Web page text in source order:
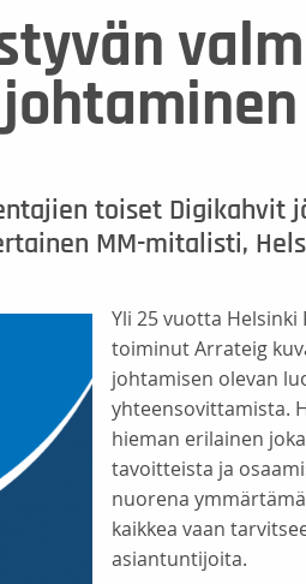
toiset Digikahvit
MM-mitalisti,
Yli 25 vuotta
toiminut Arrateig
johtamisen olevan
yhteensovittamista.
hieman erilainen
tavoitteista ja
nuorena
kaikkea vaan
asiantuntijoita.